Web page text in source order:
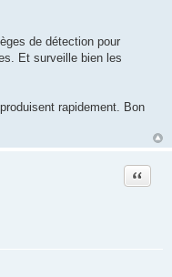
de détection pour
Et surveille bien les
rapidement. Bon
Citation